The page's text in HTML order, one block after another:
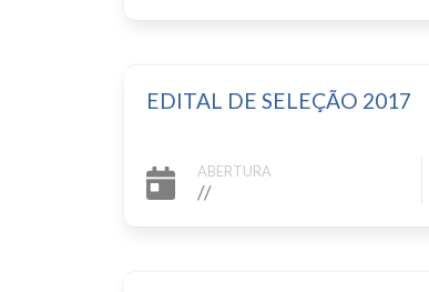
EDITAL DE SELEÇÃO 2017
ABERTURA
//